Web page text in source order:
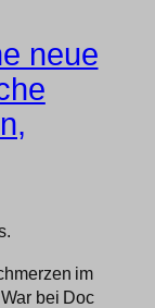
neue
im
bei Doc